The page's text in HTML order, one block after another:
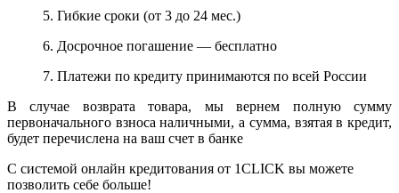
5. Гибкие сроки (от 3 до 24 мес.)
6. Досрочное погашение — бесплатно
7. Платежи по кредиту принимаются по всей России
В случае возврата товара, мы вернем полную сумму
первоначального взноса наличными, а сумма, взятая в кредит,
будет перечислена на ваш счет в банке
С системой онлайн кредитования от 1CLICK вы можете
позволить себе больше!